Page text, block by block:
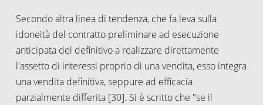
Secondo altra linea di tendenza, che fa leva sulla
idoneità del contratto preliminare ad esecuzione
anticipata del definitivo a realizzare direttamente
l'assetto di interessi proprio di una vendita, esso integra
una vendita definitiva, seppure ad efficacia
parzialmente differita [30]. Si è scritto che "se il